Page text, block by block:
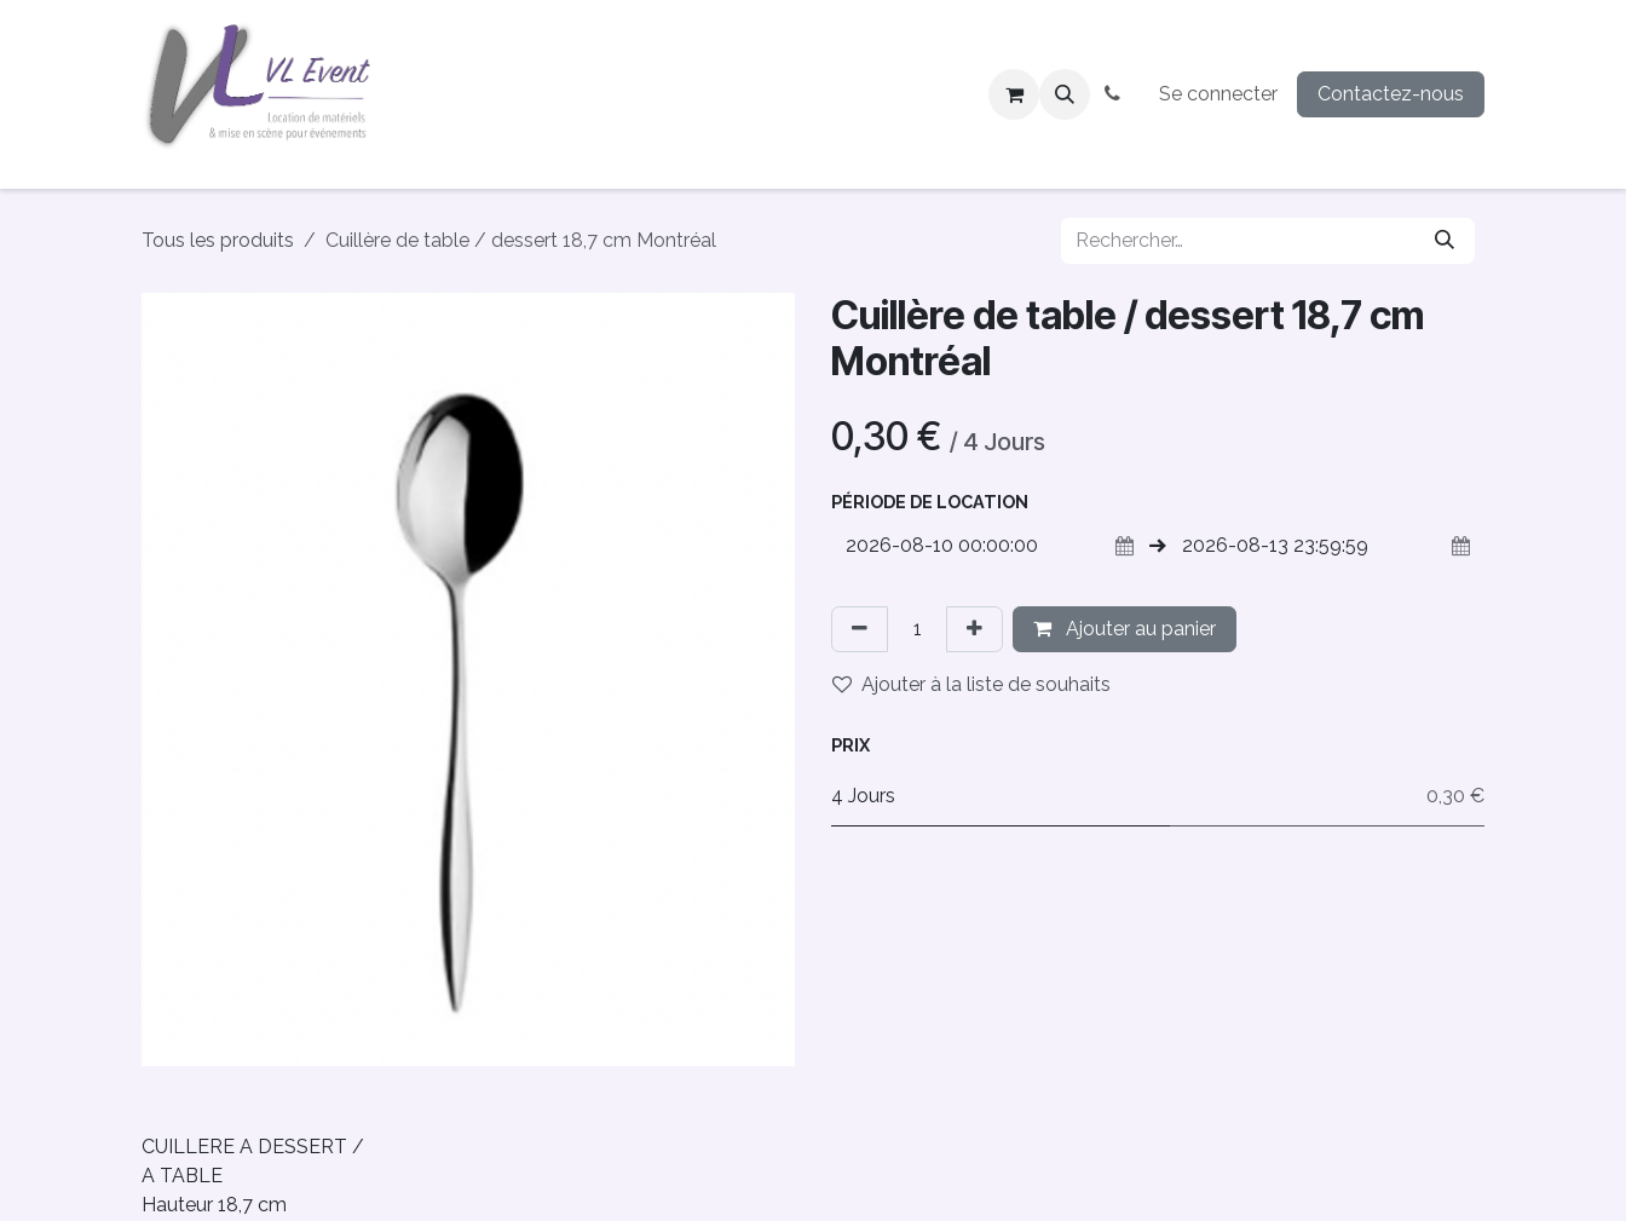
Se connecter Contactez-nous
Tous les produits Cuillère de table / dessert 18,7 cm Montréal
Cuillère de table / dessert 18,7 cm
Montréal
0,30 € / 4 Jours
PÉRIODE DE LOCATION
Ajouter au panier
Ajouter à la liste de souhaits
PRIX
4 Jours 0,30 €
CUILLERE A DESSERT /
A TABLE
Hauteur 18,7 cm